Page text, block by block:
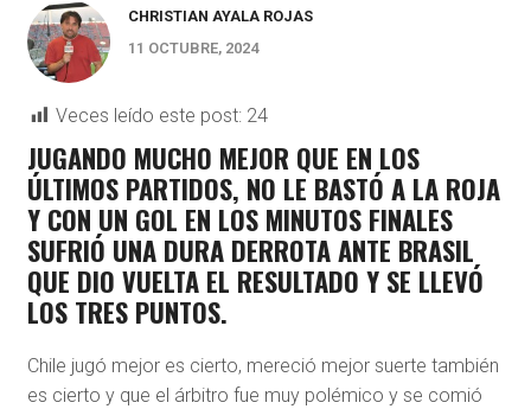
CHRISTIAN AYALA ROJAS
11 OCTUBRE, 2024
Veces leído este post: 24
JUGANDO MUCHO MEJOR QUE EN LOS
ÚLTIMOS PARTIDOS, NO LE BASTÓ A LA ROJA
Y CON UN GOL EN LOS MINUTOS FINALES
SUFRIÓ UNA DURA DERROTA ANTE BRASIL
QUE DIO VUELTA EL RESULTADO Y SE LLEVÓ
LOS TRES PUNTOS.
Chile jugó mejor es cierto, mereció mejor suerte también
es cierto y que el árbitro fue muy polémico y se comió